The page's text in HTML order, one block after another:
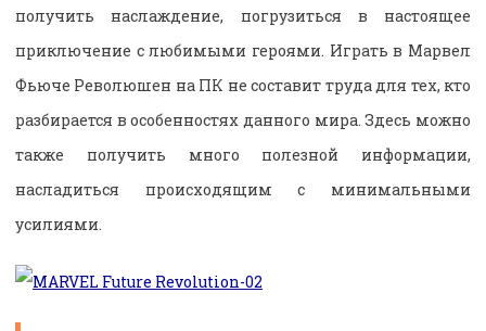
получить наслаждение, погрузиться в настоящее
приключение с любимыми героями. Играть в Марвел
Фьюче Революшен на ПК не составит труда для тех, кто
разбирается в особенностях данного мира. Здесь можно
также получить много полезной информации,
насладиться происходящим с минимальными
усилиями.